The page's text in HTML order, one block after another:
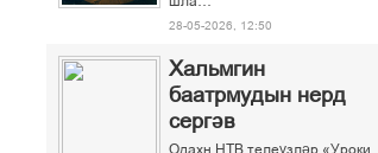
28-05-2026, 12:50
Хальмгин
баатрмудын нерд
сергәв
Одахн НТВ телеүзләр «Уроки